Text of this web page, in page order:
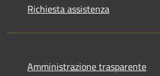
Richiesta assistenza
Amministrazione trasparente